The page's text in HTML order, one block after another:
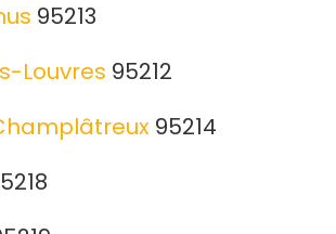
95213
Louvres 95212
95214